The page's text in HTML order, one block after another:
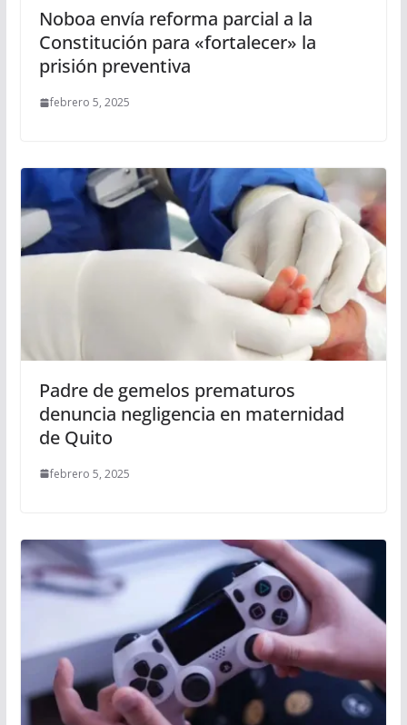
Noboa envía reforma parcial a la
Constitución para «fortalecer» la
prisión preventiva
febrero 5, 2025
Padre de gemelos prematuros
denuncia negligencia en maternidad
de Quito
febrero 5, 2025